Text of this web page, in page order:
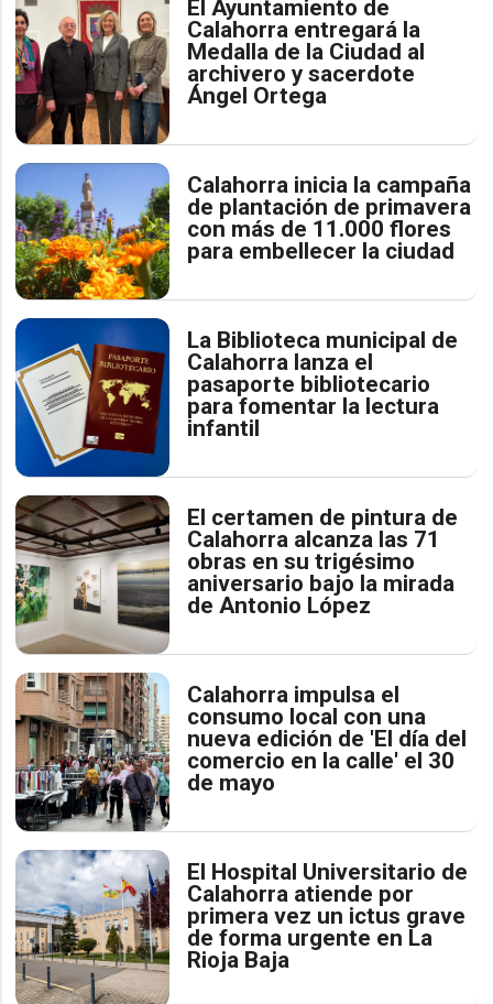
El Ayuntamiento de
Calahorra entregará la
Medalla de la Ciudad al
archivero y sacerdote
Ángel Ortega
Calahorra inicia la campaña
de plantación de primavera
con más de 11.000 flores
para embellecer la ciudad
La Biblioteca municipal de
Calahorra lanza el
pasaporte bibliotecario
para fomentar la lectura
infantil
El certamen de pintura de
Calahorra alcanza las 71
obras en su trigésimo
aniversario bajo la mirada
de Antonio López
Calahorra impulsa el
consumo local con una
nueva edición de 'El día del
comercio en la calle' el 30
de mayo
El Hospital Universitario de
Calahorra atiende por
primera vez un ictus grave
de forma urgente en La
Rioja Baja